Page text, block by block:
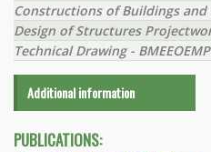
Constructions of Buildings and
Design of Structures
Technical Drawing -
Additional information
PUBLICATIONS: